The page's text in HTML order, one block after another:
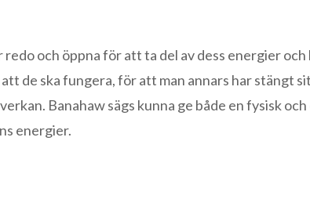
redo och öppna för att ta del av dess energier
de ska fungera, för att man annars har stängt
Banahaw sägs kunna ge både en fysisk
energier.